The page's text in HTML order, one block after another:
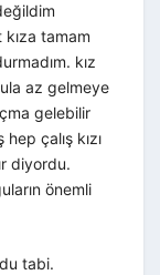
tamam
kız
az gelmeye
gelebilir
çalış kızı
diyordu.
önemli
tabi.